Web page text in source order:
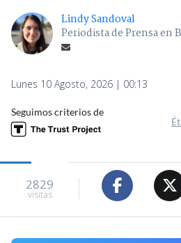
Lindy Sandoval
Periodista de Prensa en
Lunes 10 Agosto, 2026 | 00:13
Seguimos criterios de
2829
visitas